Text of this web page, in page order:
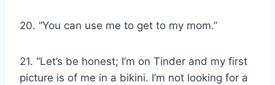
20. “You can use me to get to my mom.”
21. “Let’s be honest; I’m on Tinder and my first
picture is of me in a bikini. I’m not looking for a